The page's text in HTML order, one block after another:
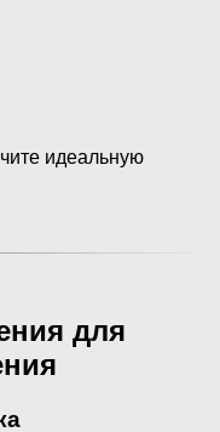
идеальную
для